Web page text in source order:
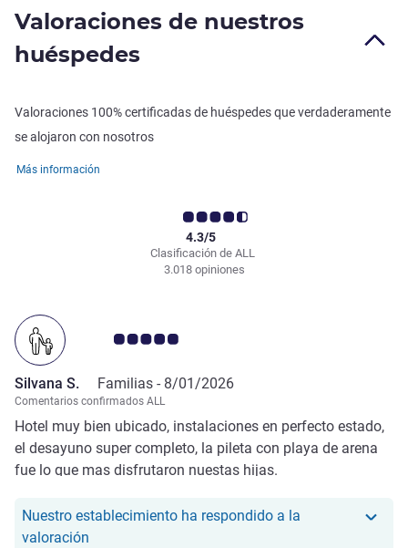
Valoraciones de nuestros
huéspedes
Valoraciones 100% certificadas de huéspedes que verdaderamente
se alojaron con nosotros
Más información
Clasificación de ALL
4.3/5
3.018 opiniones
Nota de clientes de Avis 5.0/5
Silvana S. Familias - 8/01/2026
Comentarios confirmados ALL
Hotel muy bien ubicado, instalaciones en perfecto estado,
el desayuno super completo, la pileta con playa de arena
fue lo que mas disfrutaron nuestas hijas.
Nuestro establecimiento ha respondido a la
valoración